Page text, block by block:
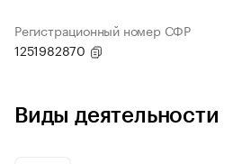
Регистрационный номер СФР
1251982870
Виды деятельности